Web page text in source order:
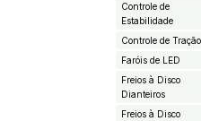
Controle de
Estabilidade
Controle de Tração
Faróis de LED
Freios à Disco
Dianteiros
Freios à Disco